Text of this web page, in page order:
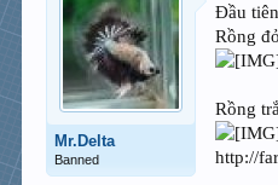
Mr.Delta
Banned
Đầu tiên
Rồng đỏ
Rồng
http://